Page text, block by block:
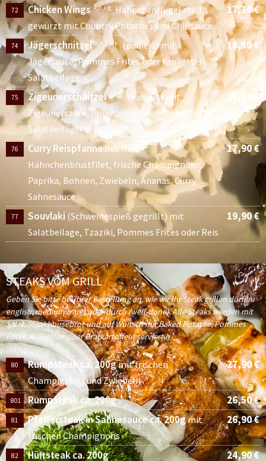
72 Chicken Wings a, c, i, g Hähnchenflügel mild
gewürzt mit Country Potatoes und Chilisauce
17,30 €
74 Jägerschnitzel a, c, g, i, k (paniert) mit
Jägersauce, Pommes Frites oder Kroketten,
Salatbeilage
18,50 €
75 Zigeunerschnitzel a, c, g
(paniert) mit
Zigeunersauce, Pommes Frites oder Kroketten,
Salatbeilage
18,50 €
76 Curry Reispfannemit Reis,
Hähnchenbrustfilet, frische Champignons,
Paprika, Bohnen, Zwiebeln, Ananas, Curry
Sahnesauce
17,90 €
77 Souvlaki (Schweinespieß gegrillt) mit
Salatbeilage, Tzaziki, Pommes Frites oder Reis
19,90 €
STEAKS VOM GRILL
Geben Sie bitte bei Ihrer Bestellung an, wie wir Ihr Steak grillen dürfen:
english, medium (rare) oder durch (well-done). Alle Steaks werden mit
Salat, Steakhousebrot und auf Wunsch mit Baked Potatoe, Pommes
Frites, Kroketten oder Bratkartoffeln serviert.n
80 Rumpsteak ca. 200gmit frischen
Champignons und Zwiebeln
27,90 €
801 Rumpsteak ca. 200g 26,50 €
81 Pfeffersteak in Sahnesauce ca. 200gmit
frischen Champignons
26,90 €
82 Hüftsteak ca. 200g 24,90 €